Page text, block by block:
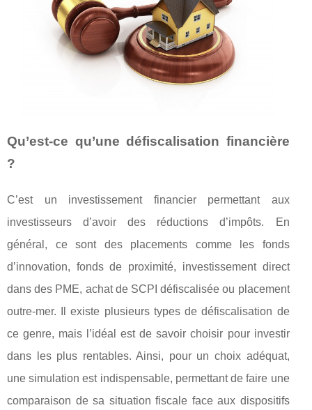
Qu’est-ce qu’une défiscalisation financière
?
C’est un investissement financier permettant aux
investisseurs d’avoir des réductions d’impôts. En
général, ce sont des placements comme les fonds
d’innovation, fonds de proximité, investissement direct
dans des PME, achat de SCPI défiscalisée ou placement
outre-mer. Il existe plusieurs types de défiscalisation de
ce genre, mais l’idéal est de savoir choisir pour investir
dans les plus rentables. Ainsi, pour un choix adéquat,
une simulation est indispensable, permettant de faire une
comparaison de sa situation fiscale face aux dispositifs